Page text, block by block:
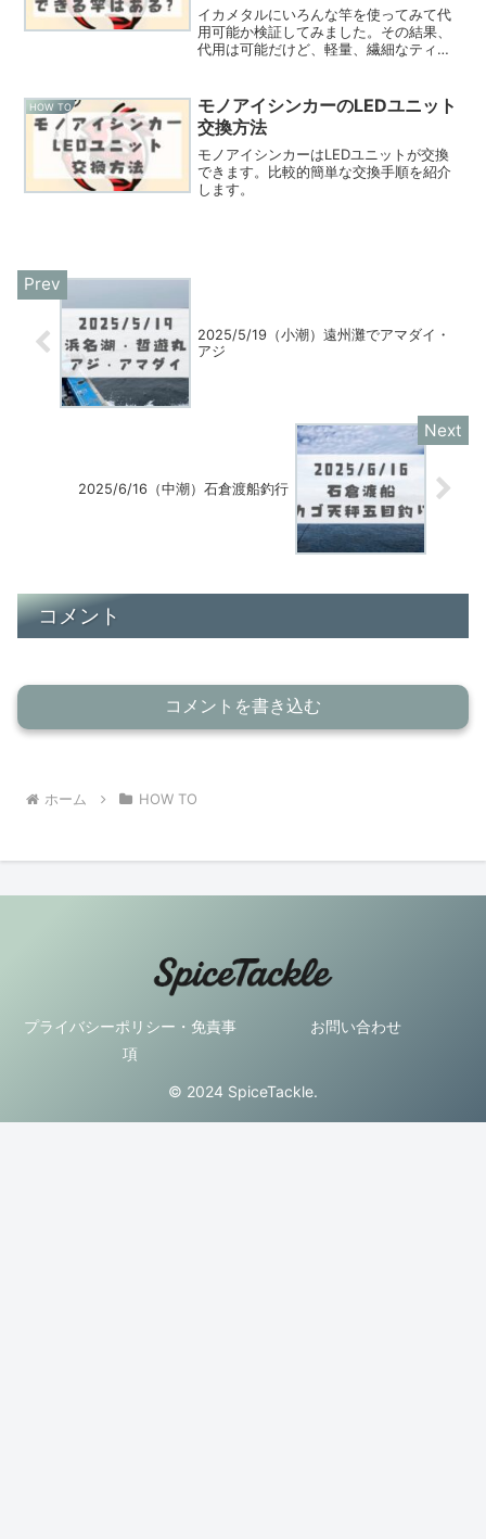
イカメタルにいろんな竿を使ってみて代
用可能か検証してみました。その結果、
代用は可能だけど、軽量、繊細なティッ
HOW TO
モノアイシンカーのLEDユニット
交換方法
モノアイシンカーはLEDユニットが交換
できます。比較的簡単な交換手順を紹介
します。
2025/5/19（小潮）遠州灘でアマダイ・
アジ
2025/6/16（中潮）石倉渡船釣行
コメント
コメントを書き込む
ホーム HOW TO
プライバシーポリシー・免責事
項
お問い合わせ
© 2024 SpiceTackle.